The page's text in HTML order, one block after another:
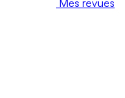
Mes revues